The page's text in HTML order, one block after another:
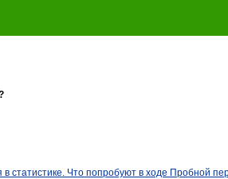
статистике. Что попробуют в ходе Пробной